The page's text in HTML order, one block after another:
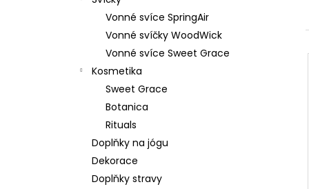
Vonné svíce SpringAir
Vonné svíčky WoodWick
Vonné svíce Sweet Grace
Kosmetika
Sweet Grace
Botanica
Rituals
Doplňky na jógu
Dekorace
Doplňky stravy
879 Kč
Původně:1 099 Kč